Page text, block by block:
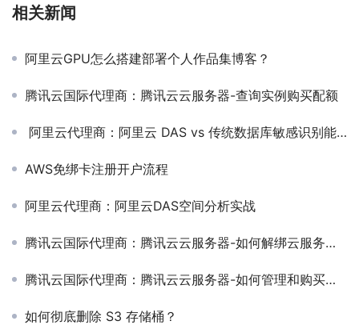
相关新闻
阿里云GPU怎么搭建部署个人作品集博客？
腾讯云国际代理商：腾讯云云服务器-查询实例购买配额
阿里云代理商：阿里云 DAS vs 传统数据库敏感识别能力
AWS免绑卡注册开户流程
阿里云代理商：阿里云DAS空间分析实战
腾讯云国际代理商：腾讯云云服务器-如何解绑云服务器的辅助弹性网卡？
腾讯云国际代理商：腾讯云云服务器-如何管理和购买竞价实例？
如何彻底删除 S3 存储桶？